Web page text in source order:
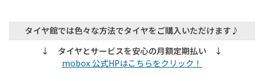
タイヤ館では色々な方法でタイヤをご購入いただけます♪
↓ タイヤとサービスを安心の月額定期払い ↓
mobox 公式HPはこちらをクリック！